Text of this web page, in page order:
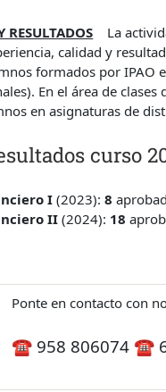
RESULTADOS La
calidad y
formados por IPAO
En el área de
en asignaturas de
curso
I(2023):8
II(2024): 18
Ponte en contacto con
☎ 958 806074 ☎